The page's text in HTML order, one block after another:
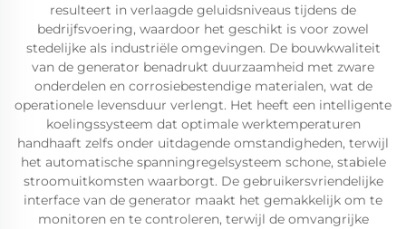
resulteert in verlaagde geluidsniveaus tijdens de
bedrijfsvoering, waardoor het geschikt is voor zowel
stedelijke als industriële omgevingen. De bouwkwaliteit
van de generator benadrukt duurzaamheid met zware
onderdelen en corrosiebestendige materialen, wat de
operationele levensduur verlengt. Het heeft een intelligente
koelingssysteem dat optimale werktemperaturen
handhaaft zelfs onder uitdagende omstandigheden, terwijl
het automatische spanningregelsysteem schone, stabiele
stroomuitkomsten waarborgt. De gebruikersvriendelijke
interface van de generator maakt het gemakkelijk om te
monitoren en te controleren, terwijl de omvangrijke